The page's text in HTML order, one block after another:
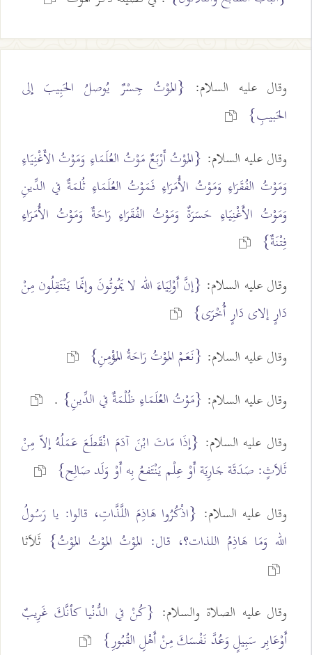
وقال عليه السلام: {المَوْتُ جِسْرٌ يُوصلُ الحَبِيبَ إلى
الحَبيبِ}
وقال عليه السلام: {المَوْتُ أَرْبَعٌ مَوْتُ العُلَمَاءِ وَمَوْتُ الأَغْنِيَاءِ
وَمَوْتُ الفُقَرَاءِ وَمَوْتُ الأُمَرَاءِ فَمَوْتُ العُلَمَاءِ ثُلمَةٌ في الدِّينِ
وَمَوْتُ الأَغْنِيَاءِ حَسَرَةٌ وَمَوْتُ الفُقَرَاءِ رَاحَةٌ وَمَوْتُ الأُمَرَاءِ
فِتْنَةٌ}
وقال عليه السلام: {إنَّ أَوْلِيَاءَ الله لا يَمُوتُونَ وإنّما يَنْتَقِلُون مِنْ
دَارٍ إلاى دَارٍ أُخْرَى}
وقال عليه السلام: {نَعَمْ المَوْتُ رَاحَةُ المُؤْمِنِ}
وقال عليه السلام: {مَوْتُ العُلَمَاءِ ظُلْمَةٌ في الدِّينِ} .
وقال عليه السلام: {إذَا مَاتَ ابْنَ آدَمَ انْقَطَعَ عَمَلُهُ إلاّ مِنْ
ثَلاَثٍ: صَدَقَة جَارِيَة أَوْ عِلْم يَنْتَفعُ بِه أَوْ وَلَد صَالِح}
وقال عليه السلام: {اذْكُرُوا هَاذِمَ اللَّذَّاتِ، قالوا: يا رَسُولُ
الله وَمَا هَاذِمُ اللذات؟، قال: المَوْتُ المَوْتُ المَوْتُ} ثَلاَثا
وقال عليه الصلاة والسلام: {كُنْ في الدُّنْيا كأنَّكَ غَرِيبٌ
أَوْعَابِر سَبِيلٍ وَعُدَّ نَفْسَكَ مِنْ أَهْلِ القُبُورِ}